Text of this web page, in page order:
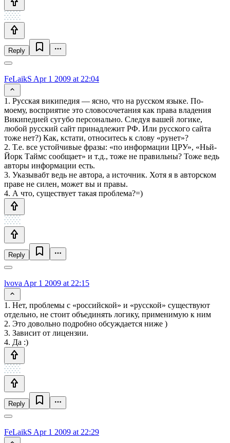
Reply
FeLaikS Apr 1 2009 at 22:04
1. Русская википедия — ясно, что на русском языке. По-
моему, восприятие это словосочетания как права владения
Википедией сугубо персонально. Следуя вашей логике,
любой русский сайт принадлежит РФ. Или русского сайта
тоже нет?) Как, кстати, относитесь к слову «рунет»?
2. Т.е. все устойчивые фразы: «по информации ЦРУ», «Ньй-
Йорк Таймс сообщает» и т.д., тоже не правильны? Тоже ведь
авторы информации есть.
3. Указывабт ведь не автора, а источник. Хотя я в авторском
праве не силен, может вы и правы.
4. А что, существует такая проблема?=)
Reply
lvova Apr 1 2009 at 22:15
1. Нет, проблемы с «российской» и «русской» существуют
отдельно, не стоит объединять логику, применимую к ним
2. Это довольно подробно обсуждается ниже )
3. Зависит от лицензии.
4. Да :)
Reply
FeLaikS Apr 1 2009 at 22:29